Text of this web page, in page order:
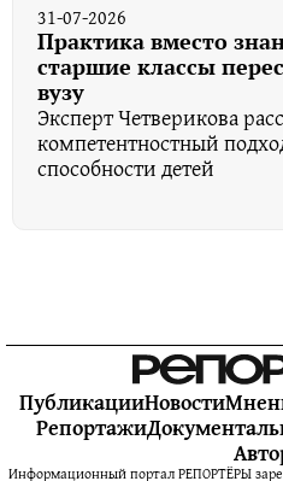
31-07-2026
Практика вместо
старшие классы
вузу
Эксперт Четверикова
компетентностный
способности детей
ПубликацииНовости
Репортажи
Информационный портал РЕПОРТЁРЫ